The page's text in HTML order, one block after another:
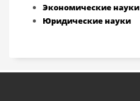
Экономические науки
Юридические науки